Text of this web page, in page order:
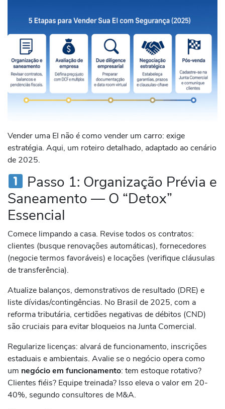
Vender uma EI não é como vender um carro: exige
estratégia. Aqui, um roteiro detalhado, adaptado ao cenário
de 2025.
Passo 1: Organização Prévia e
Saneamento — O “Detox”
Essencial
Comece limpando a casa. Revise todos os contratos:
clientes (busque renovações automáticas), fornecedores
(negocie termos favoráveis) e locações (verifique cláusulas
de transferência).
Atualize balanços, demonstrativos de resultado (DRE) e
liste dívidas/contingências. No Brasil de 2025, com a
reforma tributária, certidões negativas de débitos (CND)
são cruciais para evitar bloqueios na Junta Comercial.
Regularize licenças: alvará de funcionamento, inscrições
estaduais e ambientais. Avalie se o negócio opera como
um negócio em funcionamento: tem estoque rotativo?
Clientes fiéis? Equipe treinada? Isso eleva o valor em 20-
40%, segundo consultores de M&A.